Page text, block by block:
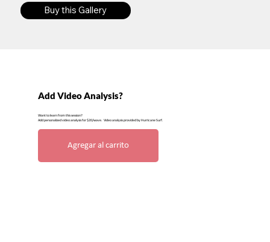
Buy this Gallery
Add Video Analysis?
Want to learn from this session?
Add personalized video analysis for $20/wave. Video analysis provided by Hurricane Surf.
Agregar al carrito